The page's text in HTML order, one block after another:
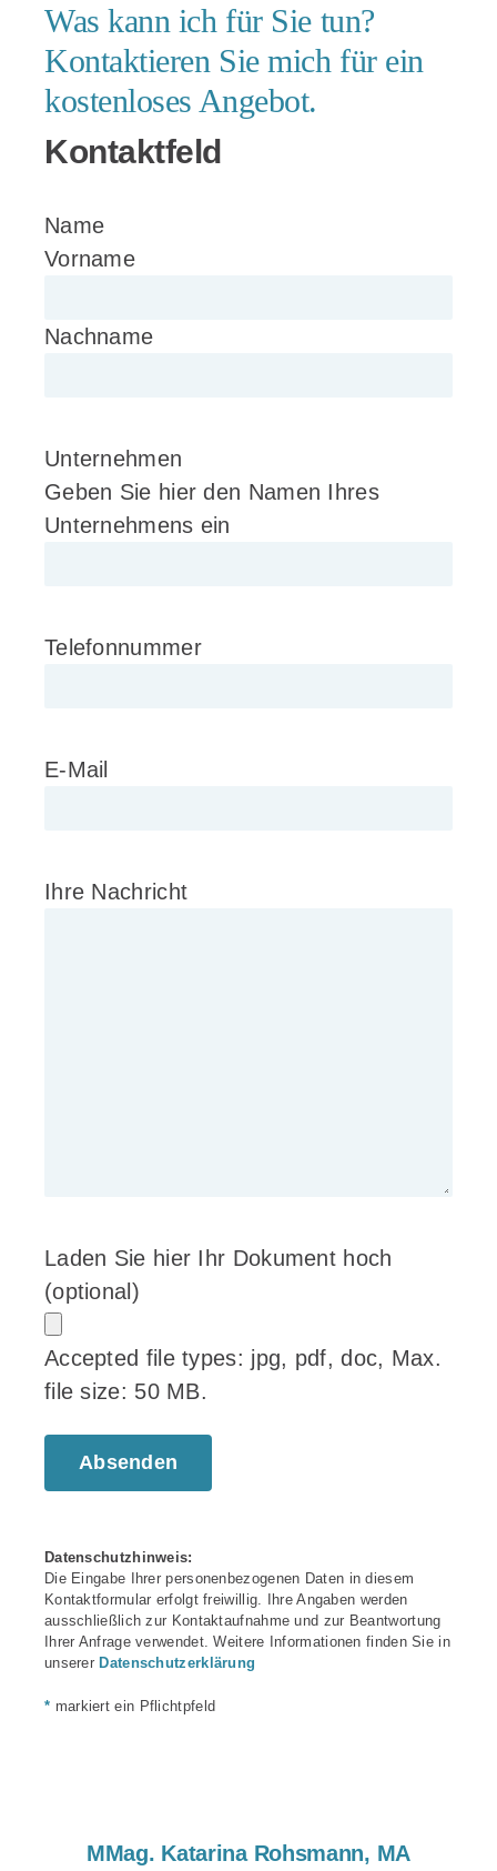
Was kann ich für Sie tun?
Kontaktieren Sie mich für ein
kostenloses Angebot.
Kontaktfeld
Name
Vorname
Nachname
Unternehmen
Geben Sie hier den Namen Ihres
Unternehmens ein
Telefonnummer
E-Mail
Ihre Nachricht
Laden Sie hier Ihr Dokument hoch
(optional)
Accepted file types: jpg, pdf, doc, Max.
file size: 50 MB.
Datenschutzhinweis:
Die Eingabe Ihrer personenbezogenen Daten in diesem
Kontaktformular erfolgt freiwillig. Ihre Angaben werden
ausschließlich zur Kontaktaufnahme und zur Beantwortung
Ihrer Anfrage verwendet. Weitere Informationen finden Sie in
unsererDatenschutzerklärung
* markiert ein Pflichtpfeld
MMag. Katarina Rohsmann, MA